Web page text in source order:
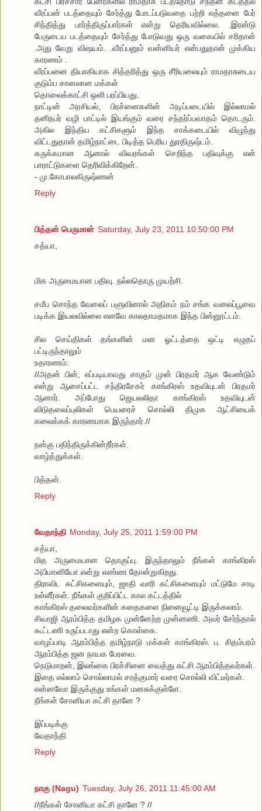
வீரப்பன் படத்தையும் சேர்த்து போடப்படுவதை பற்றி எத்தனை பேர்
சிந்தித்து பார்த்திருப்பார்கள் என்று தெரியவில்லை. .இரன்டு
பேருடைய படத்தையும் சேர்த்து போடுவது ஒரு வகையில் சரிதான்
.அது வேறு விஷயம். .வீரப்பனும் வன்னியர் என்பதுதான் முக்கிய
காரணம் .
வீரப்பனை தியாகியாக சித்தரித்து ஒரு சீரியலையும் ராமதாசுடைய
குடும்ப சானலான மக்கள்
தொலைக்காட்சி ஒளி பரப்பியது.
நாட்டின் அரசியல், பிரச்னைகளின் அடிப்படையில் இல்லாமல்
தனிநபர் வழி பாட்டில் இயங்கும் வரை சந்தர்ப்பவாதம் தொடரும்.
அகில இந்திய கட்சிகளும் இந்த சாக்கடையில் விழுந்து
விட்டதுதான் தமிழ்நாட்டை பிடித்த பெரிய துரதிருஷ்டம்.
சுருக்கமான ஆனால் விவரங்கள் செறிந்த பதிவுக்கு என்
பாராட்டுகளை தெரிவிக்கிறேன்.
- மு.கோபாலகிருஷ்ணன்
Reply
பித்தன் பெருமான் Saturday, July 23, 2011 10:50:00 PM
சத்யா,
மிக அருமையான பதிவு. நல்லதொரு முயற்சி.
சமீப சொந்த வேலைப் பளுவினால் அதிகம் நம் சங்க வலைப்பூவை
படிக்க இயலவில்லை எனவே காலதாமதமாக இந்த பின்னூட்டம்.
சில செய்திகள் தங்களின் மன ஓட்டத்தை ஒட்டி எழுதப்
பட்டிருந்தாலும்
உதாரணம்:
//அதன் பின், எப்படியாவது சாகும் முன் பிரதமர் ஆக வேண்டும்
என்று ஆசைப்பட்ட சந்திரசேகர் காங்கிரஸ் உதவியுடன் பிரதமர்
ஆனார். அப்போது ஜெயலலிதா காங்கிரஸ் உதவியுடன்
விடுதலைப்புலிகள் பெயரைச் சொல்லி திமுக ஆட்சியைக்
கலைக்கக் காரணமாக இருந்தார்.//
நன்கு பதிந்திருக்கின்றீர்கள்.
வாழ்த்துக்கள்.
பித்தன்.
Reply
வேதாந்தி Monday, July 25, 2011 1:59:00 PM
சத்யா,
மித அருமையான தொகுப்பு. இருந்தாலும் நீங்கள் காங்கிரஸ்
அபிமானியோ என்று எண்ண தோன்றுகிறது.
திராவிட கட்சிகளையும், ஜாதி வாரி கட்சிகளையும் மட்டுமே சாடி
உள்ளீர்கள். நீங்கள் குறிப்பிட்ட கால கட்டத்தில்
காங்கிரஸ் தலைவர்களின் கதைகளை நினைவூட்டி இருக்கலாம்.
சிவாஜி ஆரம்பித்த தமிழக முன்னேற்ற முன்னணி. அவர் சேர்ந்தால்
கூட்டணி உருப்படாது என்ற கொள்கை.
வாழப்பாடி ஆரம்பித்த தமிழ்நாடு மக்கள் காங்கிரஸ். ப. சிதம்பரம்
ஆரம்பித்த ஜன நாயக பேரவை.
நெடுமாறன், இலங்கை பிரச்சினை வைத்து கட்சி ஆரம்பித்தவர்கள்.
இதை எல்லாம் சொல்லாமல் சரத்குமார் வரை சொல்லி விட்டீர்கள்.
என்னவோ இருக்குது உங்கள் மனசுக்குள்ளே.
நீங்கள் சோனியா கட்சி தானே ?
இப்படிக்கு
வேதாந்தி
Reply
நாகு (Nagu) Tuesday, July 26, 2011 11:45:00 AM
//நீங்கள் சோனியா கட்சி தானே ? //